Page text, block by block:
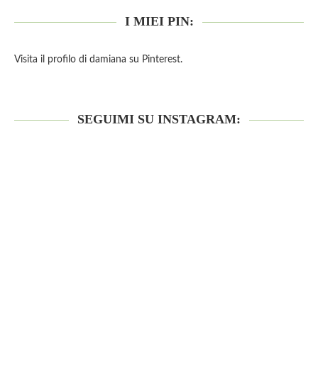
I MIEI PIN:
Visita il profilo di damiana su Pinterest.
SEGUIMI SU INSTAGRAM: